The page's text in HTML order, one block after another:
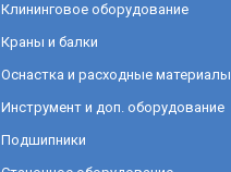
Клининговое оборудование
Краны и балки
Оснастка и расходные материалы
Инструмент и доп. оборудование
Подшипники